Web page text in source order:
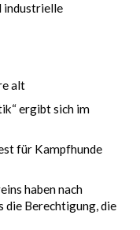
industrielle
alt
ergibt sich im
für Kampfhunde
haben nach
die Berechtigung, die